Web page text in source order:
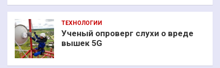
ТЕХНОЛОГИИ
Ученый опроверг слухи о вреде
вышек 5G